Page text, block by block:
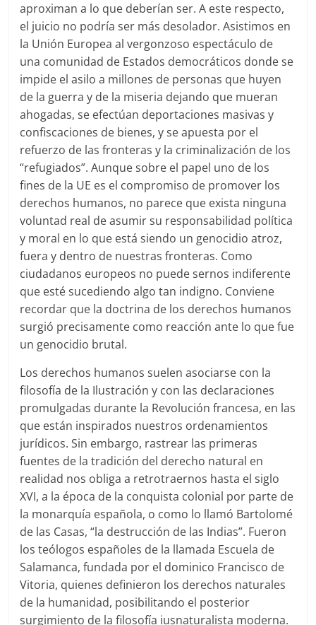
aproximan a lo que deberían ser. A este respecto,
el juicio no podría ser más desolador. Asistimos en
la Unión Europea al vergonzoso espectáculo de
una comunidad de Estados democráticos donde se
impide el asilo a millones de personas que huyen
de la guerra y de la miseria dejando que mueran
ahogadas, se efectúan deportaciones masivas y
confiscaciones de bienes, y se apuesta por el
refuerzo de las fronteras y la criminalización de los
“refugiados”. Aunque sobre el papel uno de los
fines de la UE es el compromiso de promover los
derechos humanos, no parece que exista ninguna
voluntad real de asumir su responsabilidad política
y moral en lo que está siendo un genocidio atroz,
fuera y dentro de nuestras fronteras. Como
ciudadanos europeos no puede sernos indiferente
que esté sucediendo algo tan indigno. Conviene
recordar que la doctrina de los derechos humanos
surgió precisamente como reacción ante lo que fue
un genocidio brutal.
Los derechos humanos suelen asociarse con la
filosofía de la Ilustración y con las declaraciones
promulgadas durante la Revolución francesa, en las
que están inspirados nuestros ordenamientos
jurídicos. Sin embargo, rastrear las primeras
fuentes de la tradición del derecho natural en
realidad nos obliga a retrotraernos hasta el siglo
XVI, a la época de la conquista colonial por parte de
la monarquía española, o como lo llamó Bartolomé
de las Casas, “la destrucción de las Indias”. Fueron
los teólogos españoles de la llamada Escuela de
Salamanca, fundada por el dominico Francisco de
Vitoria, quienes definieron los derechos naturales
de la humanidad, posibilitando el posterior
surgimiento de la filosofía iusnaturalista moderna.